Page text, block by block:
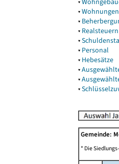
▾Wohnungen
▾
▾ Realsteuern
▾
▾ Personal
▾ Hebesätze
▾
▾
▾
Gemeinde:
* Die